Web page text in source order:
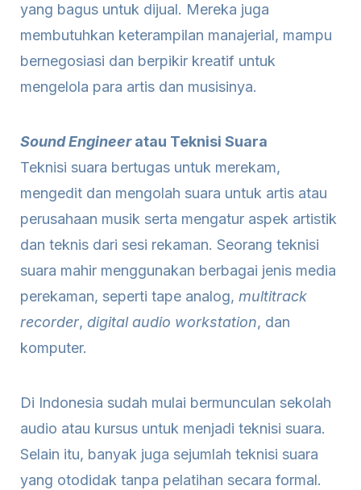
yang bagus untuk dijual. Mereka juga
membutuhkan keterampilan manajerial, mampu
bernegosiasi dan berpikir kreatif untuk
mengelola para artis dan musisinya.
Sound Engineeratau Teknisi Suara
Teknisi suara bertugas untuk merekam,
mengedit dan mengolah suara untuk artis atau
perusahaan musik serta mengatur aspek artistik
dan teknis dari sesi rekaman. Seorang teknisi
suara mahir menggunakan berbagai jenis media
perekaman, seperti tape analog, multitrack
recorder, digital audio workstation, dan
komputer.
Di Indonesia sudah mulai bermunculan sekolah
audio atau kursus untuk menjadi teknisi suara.
Selain itu, banyak juga sejumlah teknisi suara
yang otodidak tanpa pelatihan secara formal.